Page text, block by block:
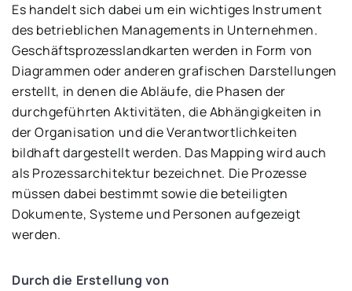
Es handelt sich dabei um ein wichtiges Instrument
des betrieblichen Managements in Unternehmen.
Geschäftsprozesslandkarten werden in Form von
Diagrammen oder anderen grafischen Darstellungen
erstellt, in denen die Abläufe, die Phasen der
durchgeführten Aktivitäten, die Abhängigkeiten in
der Organisation und die Verantwortlichkeiten
bildhaft dargestellt werden. Das Mapping wird auch
als Prozessarchitektur bezeichnet. Die Prozesse
müssen dabei bestimmt sowie die beteiligten
Dokumente, Systeme und Personen aufgezeigt
werden.
Durch die Erstellung von